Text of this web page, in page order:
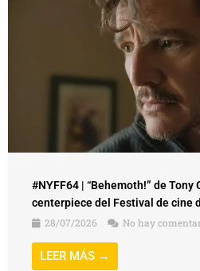
#NYFF64 | “Behemoth!” de Tony
centerpiece del Festival de cine
28/07/2026
No hay
LEER MÁS →